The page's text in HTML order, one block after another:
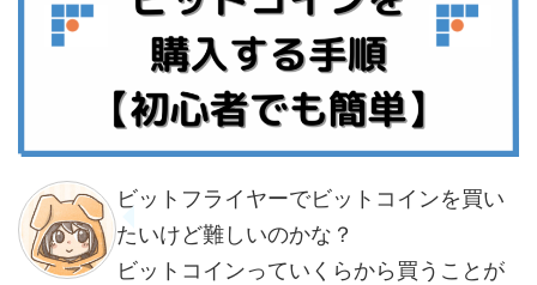
ビットフライヤーでビットコインを買い
たいけど難しいのかな？
ビットコインっていくらから買うことが